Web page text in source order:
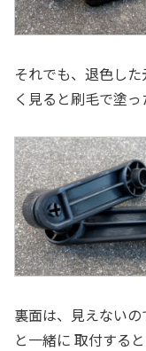
それでも、退色し
く見ると刷毛で塗
裏面は、見えない
と一緒に 取付する